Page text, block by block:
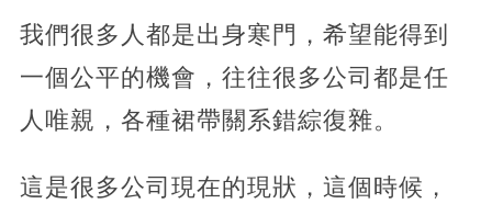
我們很多人都是出身寒門，希望能得到
一個公平的機會，往往很多公司都是任
人唯親，各種裙帶關系錯綜復雜。
這是很多公司現在的現狀，這個時候，